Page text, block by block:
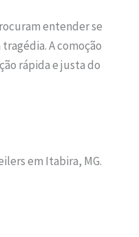
entender se
A comoção
rápida e justa do
em Itabira, MG.